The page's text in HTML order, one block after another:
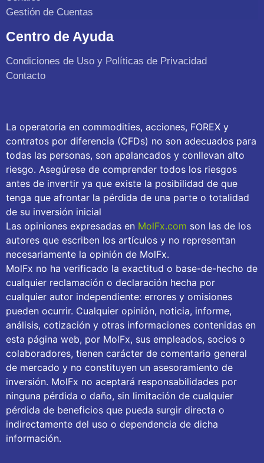
Gestión de Cuentas
Centro de Ayuda
Condiciones de Uso y Políticas de Privacidad
Contacto
La operatoria en commodities, acciones, FOREX y
contratos por diferencia (CFDs) no son adecuados para
todas las personas, son apalancados y conllevan alto
riesgo. Asegúrese de comprender todos los riesgos
antes de invertir ya que existe la posibilidad de que
tenga que afrontar la pérdida de una parte o totalidad
de su inversión inicial
Las opiniones expresadas en MolFx.com son las de los
autores que escriben los artículos y no representan
necesariamente la opinión de MolFx.
MolFx no ha verificado la exactitud o base-de-hecho de
cualquier reclamación o declaración hecha por
cualquier autor independiente: errores y omisiones
pueden ocurrir. Cualquier opinión, noticia, informe,
análisis, cotización y otras informaciones contenidas en
esta página web, por MolFx, sus empleados, socios o
colaboradores, tienen carácter de comentario general
de mercado y no constituyen un asesoramiento de
inversión. MolFx no aceptará responsabilidades por
ninguna pérdida o daño, sin limitación de cualquier
pérdida de beneficios que pueda surgir directa o
indirectamente del uso o dependencia de dicha
información.